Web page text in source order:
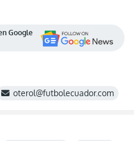
Google
oterol@futbolecuador.com